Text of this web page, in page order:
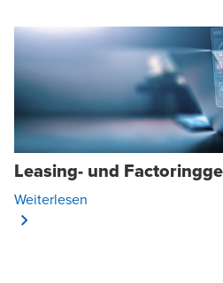
Leasing- und
Weiterlesen